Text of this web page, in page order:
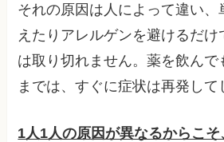
それの原因は人によって違い、
えたりアレルゲンを避けるだけ
は取り切れません。薬を飲んで
までは、すぐに症状は再発して
1人1人の原因が異なるからこ